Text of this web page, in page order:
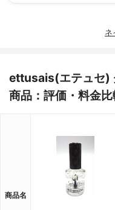
ネ
ettusais(エテュセ)
商品：評価・料金
商品名